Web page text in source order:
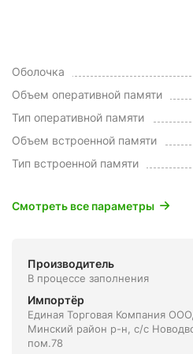
Оболочка
Объем оперативной памяти
Тип оперативной памяти
Объем встроенной памяти
Тип встроенной памяти
Смотреть все параметры
Производитель
В процессе заполнения
Импортёр
Единая Торговая Компания
Минский район р-н, с/с
пом.78